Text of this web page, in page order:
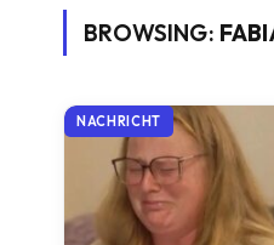
BROWSING:
NACHRICHT